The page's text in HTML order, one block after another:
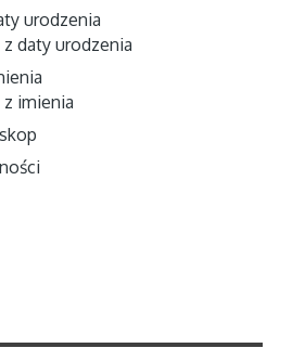
urodzenia
daty urodzenia
imienia